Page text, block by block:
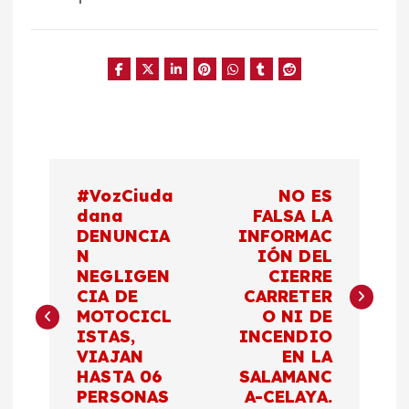
e
#VozCiuda
dana
DENUNCIA
N
NEGLIGEN
CIA DE
MOTOCICL
ISTAS,
VIAJAN
HASTA 06
PERSONAS
NO ES
FALSA LA
INFORMAC
IÓN DEL
CIERRE
CARRETER
O NI DE
INCENDIO
EN LA
SALAMANC
A-CELAYA.